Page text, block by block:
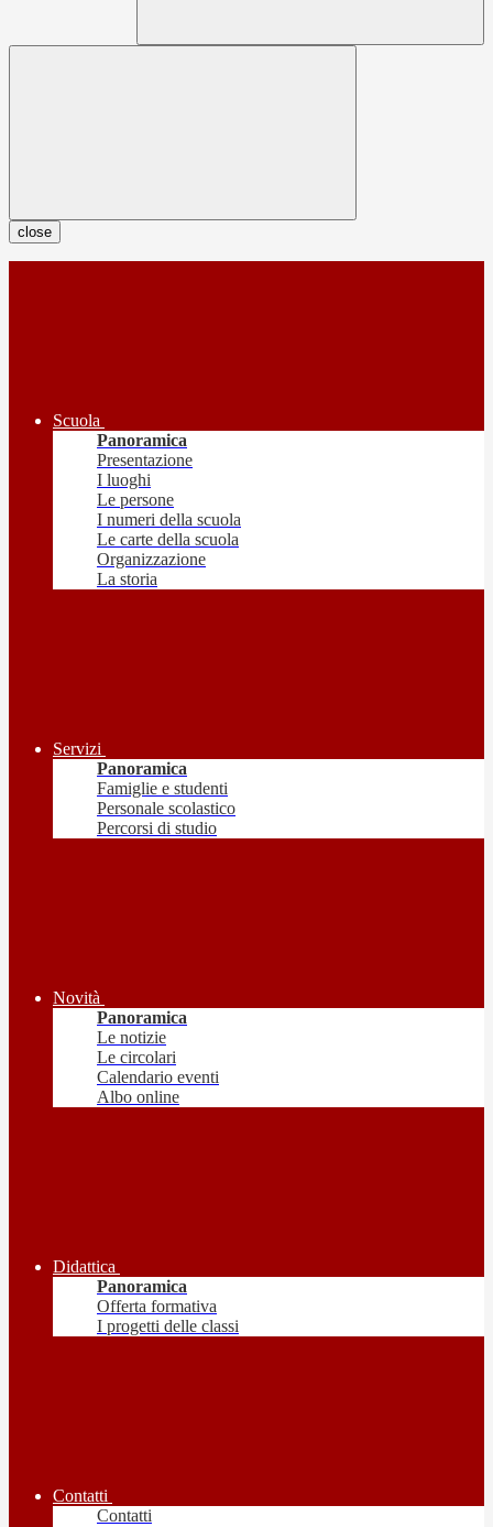
close
Scuola
Panoramica
Presentazione
I luoghi
Le persone
I numeri della scuola
Le carte della scuola
Organizzazione
La storia
Servizi
Panoramica
Famiglie e studenti
Personale scolastico
Percorsi di studio
Novità
Panoramica
Le notizie
Le circolari
Calendario eventi
Albo online
Didattica
Panoramica
Offerta formativa
I progetti delle classi
Contatti
Contatti